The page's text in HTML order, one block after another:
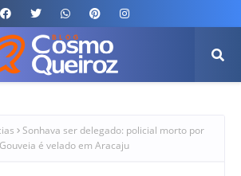
Sonhava ser delegado: policial morto por
é velado em Aracaju